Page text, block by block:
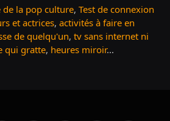
de la pop culture, Test de connexion
et actrices, activités à faire en
de quelqu'un, tv sans internet ni
qui gratte, heures miroir...